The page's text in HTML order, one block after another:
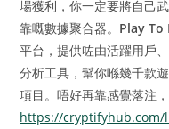
場獲利，你一定要將自己
靠嘅數據聚合器。 Play To
平台，提供咗由活躍用戶
分析工具，幫你喺幾千款
項目。唔好再靠感覺落注
https://